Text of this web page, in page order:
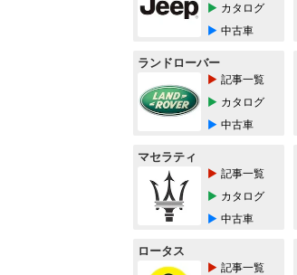
カタログ
中古車
ランドローバー
記事一覧
カタログ
中古車
マセラティ
記事一覧
カタログ
中古車
ロータス
記事一覧